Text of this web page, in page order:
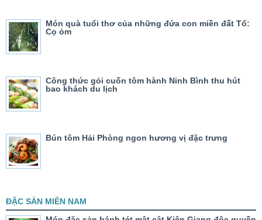
Món quà tuổi thơ của những đứa con miền đất Tổ:
Cọ ỏm
Công thức gỏi cuốn tôm hành Ninh Bình thu hút
bao khách du lịch
Bún tôm Hải Phòng ngon hương vị đặc trưng
ĐẶC SẢN MIỀN NAM